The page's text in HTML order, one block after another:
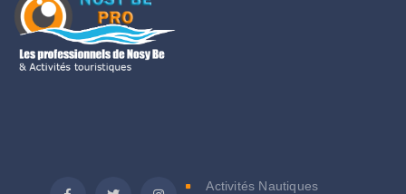
Activités Nautiques